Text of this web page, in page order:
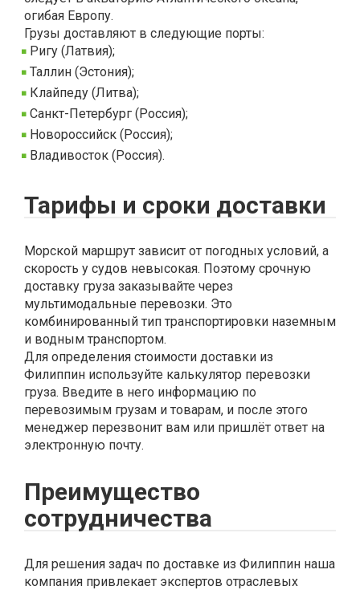
огибая Европу.
Грузы доставляют в следующие порты:
Ригу (Латвия);
Таллин (Эстония);
Клайпеду (Литва);
Санкт-Петербург (Россия);
Новороссийск (Россия);
Владивосток (Россия).
Тарифы и сроки доставки
Морской маршрут зависит от погодных условий, а
скорость у судов невысокая. Поэтому срочную
доставку груза заказывайте через
мультимодальные перевозки. Это
комбинированный тип транспортировки наземным
и водным транспортом.
Для определения стоимости доставки из
Филиппин используйте калькулятор перевозки
груза. Введите в него информацию по
перевозимым грузам и товарам, и после этого
менеджер перезвонит вам или пришлёт ответ на
электронную почту.
Преимущество
сотрудничества
Для решения задач по доставке из Филиппин наша
компания привлекает экспертов отраслевых